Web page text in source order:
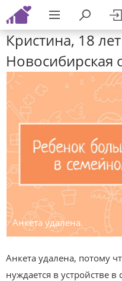
Кристина, 18 лет
Новосибирская
Анкета удалена.
Анкета удалена, потому
нуждается в устройстве